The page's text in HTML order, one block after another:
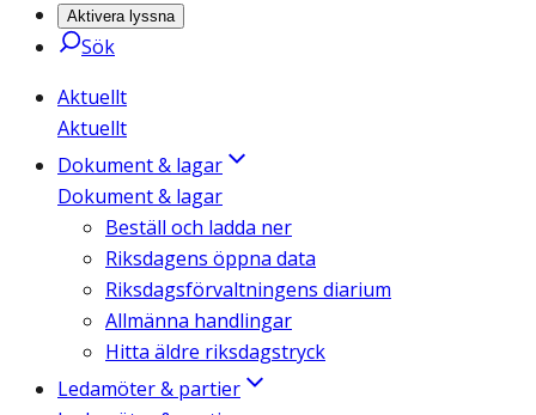
Aktivera lyssna
Sök
Aktuellt
Aktuellt
Dokument & lagar
Dokument & lagar
Beställ och ladda ner
Riksdagens öppna data
Riksdagsförvaltningens diarium
Allmänna handlingar
Hitta äldre riksdagstryck
Ledamöter & partier